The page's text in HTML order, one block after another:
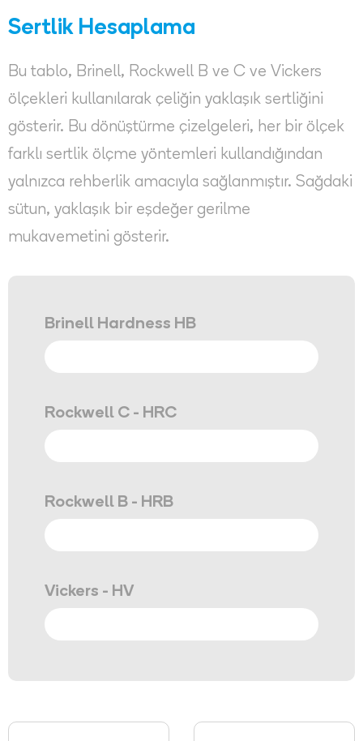
Sertlik Hesaplama
Bu tablo, Brinell, Rockwell B ve C ve Vickers
ölçekleri kullanılarak çeliğin yaklaşık sertliğini
gösterir. Bu dönüştürme çizelgeleri, her bir ölçek
farklı sertlik ölçme yöntemleri kullandığından
yalnızca rehberlik amacıyla sağlanmıştır. Sağdaki
sütun, yaklaşık bir eşdeğer gerilme
mukavemetini gösterir.
Brinell Hardness HB
Rockwell C - HRC
Rockwell B - HRB
Vickers - HV